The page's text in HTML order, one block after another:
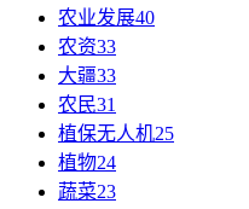
农业发展40
农资33
大疆33
农民31
植保无人机25
植物24
蔬菜23